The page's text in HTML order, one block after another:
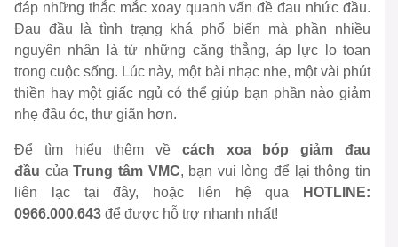
đáp những thắc mắc xoay quanh vấn đề đau nhức đầu.
Đau đầu là tình trạng khá phổ biến mà phần nhiều
nguyên nhân là từ những căng thẳng, áp lực lo toan
trong cuộc sống. Lúc này, một bài nhạc nhẹ, một vài phút
thiền hay một giấc ngủ có thể giúp bạn phần nào giảm
nhẹ đầu óc, thư giãn hơn.
Để tìm hiểu thêm về cách xoa bóp giảm đau
đầu củaTrung tâm VMC, bạn vui lòng để lại thông tin
liên lạc tại đây, hoặc liên hệ qua
HOTLINE:
0966.000.643 để được hỗ trợ nhanh nhất!